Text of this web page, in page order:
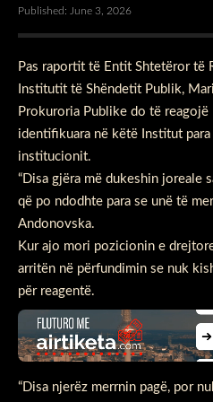
Published: June 3, 2026
Pas raportit të Entit Shtetëror të
Institutit të Shëndetit Publik,
Prokuroria Publike do të
identifikuara në këtë Institut
institucionit.
“Disa gjëra më dukeshin joreale
që po ndodhte para se unë të
Andonovska.
Kur ajo mori pozicionin e
arritën në përfundimin se nuk
për reagentë.
“Disa njerëz merrnin pagë, por